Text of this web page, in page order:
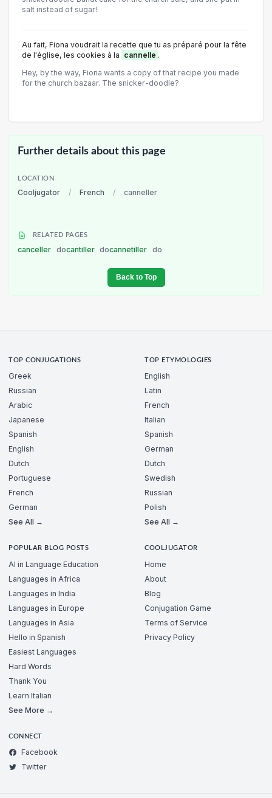
salt instead of sugar!
Au fait, Fiona voudrait la recette que tu as préparé pour la fête
de l'église, les cookies à la cannelle .
Hey, by the way, Fiona wants a copy of that recipe you made
for the church bazaar. The snicker-doodle?
Further details about this page
LOCATION
Cooljugator / French / canneller
RELATED PAGES
canceller docantiller docannetiller do
Back to Top
TOP CONJUGATIONS
Greek
Russian
Arabic
Japanese
Spanish
English
Dutch
Portuguese
French
German
See All →
TOP ETYMOLOGIES
English
Latin
French
Italian
Spanish
German
Dutch
Swedish
Russian
Polish
See All →
POPULAR BLOG POSTS
AI in Language Education
Languages in Africa
Languages in India
Languages in Europe
Languages in Asia
Hello in Spanish
Easiest Languages
Hard Words
Thank You
Learn Italian
See More →
COOLJUGATOR
Home
About
Blog
Conjugation Game
Terms of Service
Privacy Policy
CONNECT
Facebook
Twitter